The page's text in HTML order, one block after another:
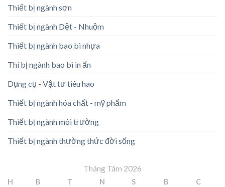
Thiết bị ngành sơn
Thiết bị ngành Dệt - Nhuộm
Thiết bị ngành bao bì nhựa
Thí bị ngành bao bì in ấn
Dụng cụ - Vật tư tiêu hao
Thiết bị ngành hóa chất - mỹ phẩm
Thiết bị ngành môi trường
Thiết bị ngành thường thức đời sống
Tháng Tám 2026
H B T N S B C